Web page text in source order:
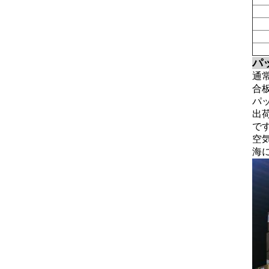
パ
通
合
パ
出
で
空
海